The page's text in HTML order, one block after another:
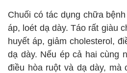
Chuối có tác dụng chữa
áp, loét dạ dày. Táo rất giàu
huyết áp, giảm cholesterol,
dạ dày. Nếu ép cả hai cùng
điều hòa ruột và dạ dày, mà